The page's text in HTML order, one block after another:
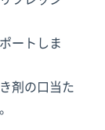
ートしま
剤の口当た